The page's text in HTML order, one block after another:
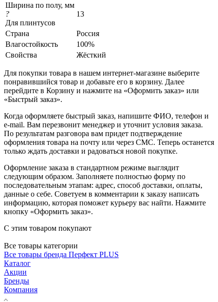
Ширина по полу, мм
?
Для плинтусов
13
Страна
Россия
Влагостойкость
100%
Свойства
Жёсткий
Для покупки товара в нашем интернет-магазине выберите
понравившийся товар и добавьте его в корзину. Далее
перейдите в Корзину и нажмите на «Оформить заказ» или
«Быстрый заказ».
Когда оформляете быстрый заказ, напишите ФИО, телефон и
e-mail. Вам перезвонит менеджер и уточнит условия заказа.
По результатам разговора вам придет подтверждение
оформления товара на почту или через СМС. Теперь останется
только ждать доставки и радоваться новой покупке.
Оформление заказа в стандартном режиме выглядит
следующим образом. Заполняете полностью форму по
последовательным этапам: адрес, способ доставки, оплаты,
данные о себе. Советуем в комментарии к заказу написать
информацию, которая поможет курьеру вас найти. Нажмите
кнопку «Оформить заказ».
С этим товаром покупают
Все товары категории
Все товары бренда Перфект PLUS
Каталог
Акции
Бренды
Компания